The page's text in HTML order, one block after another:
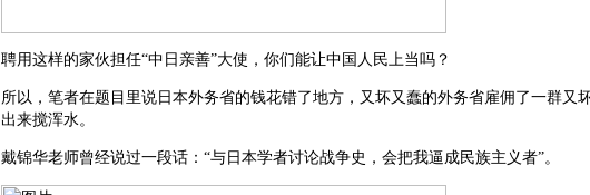
聘用这样的家伙担任“中日亲善”大使，你们能让中国人民上当吗？
所以，笔者在题目里说日本外务省的钱花错了地方，又坏又蠢的外务省雇佣了一群又
出来搅浑水。
戴锦华老师曾经说过一段话：“与日本学者讨论战争史，会把我逼成民族主义者”。